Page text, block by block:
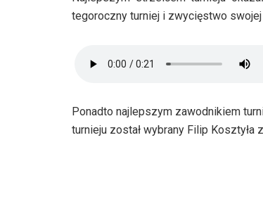
tegoroczny turniej i zwycięstwo swojej
Ponadto najlepszym zawodnikiem
turnieju został wybrany Filip Kosztyła